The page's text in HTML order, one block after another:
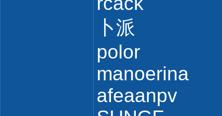
卜派
polor
manoerina
afeaanpv